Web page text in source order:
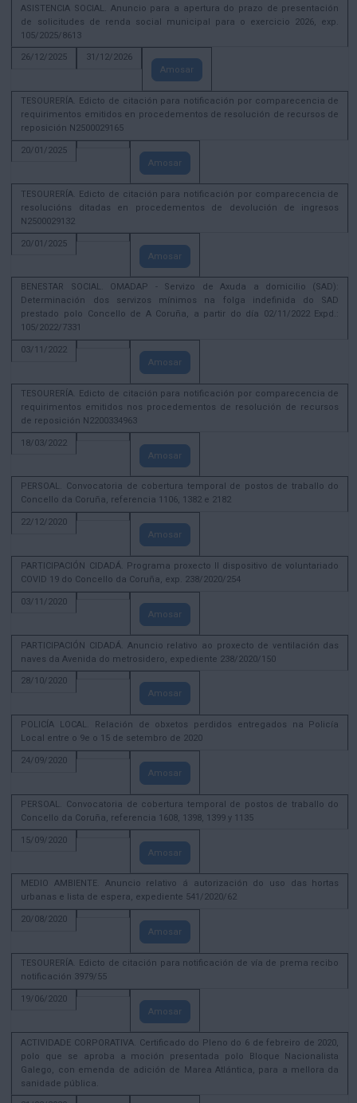
ASISTENCIA SOCIAL. Anuncio para a apertura do prazo de presentación
de solicitudes de renda social municipal para o exercicio 2026, exp.
105/2025/8613
26/12/2025
31/12/2026
Amosar
TESOURERÍA. Edicto de citación para notificación por comparecencia de
requirimentos emitidos en procedementos de resolución de recursos de
reposición N2500029165
20/01/2025
Amosar
TESOURERÍA. Edicto de citación para notificación por comparecencia de
resolucións ditadas en procedementos de devolución de ingresos
N2500029132
20/01/2025
Amosar
BENESTAR SOCIAL. OMADAP - Servizo de Axuda a domicilio (SAD):
Determinación dos servizos mínimos na folga indefinida do SAD
prestado polo Concello de A Coruña, a partir do día 02/11/2022 Expd.:
105/2022/7331
03/11/2022
Amosar
TESOURERÍA. Edicto de citación para notificación por comparecencia de
requirimentos emitidos nos procedementos de resolución de recursos
de reposición N2200334963
18/03/2022
Amosar
PERSOAL. Convocatoria de cobertura temporal de postos de traballo do
Concello da Coruña, referencia 1106, 1382 e 2182
22/12/2020
Amosar
PARTICIPACIÓN CIDADÁ. Programa proxecto II dispositivo de voluntariado
COVID 19 do Concello da Coruña, exp. 238/2020/254
03/11/2020
Amosar
PARTICIPACIÓN CIDADÁ. Anuncio relativo ao proxecto de ventilación das
naves da Avenida do metrosidero, expediente 238/2020/150
28/10/2020
Amosar
POLICÍA LOCAL. Relación de obxetos perdidos entregados na Policía
Local entre o 9e o 15 de setembro de 2020
24/09/2020
Amosar
PERSOAL. Convocatoria de cobertura temporal de postos de traballo do
Concello da Coruña, referencia 1608, 1398, 1399 y 1135
15/09/2020
Amosar
MEDIO AMBIENTE. Anuncio relativo á autorización do uso das hortas
urbanas e lista de espera, expediente 541/2020/62
20/08/2020
Amosar
TESOURERÍA. Edicto de citación para notificación de vía de prema recibo
notificación 3979/55
19/06/2020
Amosar
ACTIVIDADE CORPORATIVA. Certificado do Pleno do 6 de febreiro de 2020,
polo que se aproba a moción presentada polo Bloque Nacionalista
Galego, con emenda de adición de Marea Atlántica, para a mellora da
sanidade pública.